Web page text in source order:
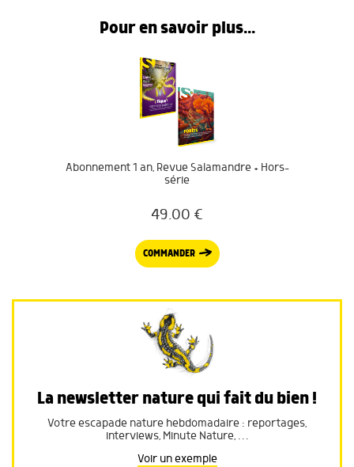
Pour en savoir plus...
Abonnement 1 an, Revue Salamandre + Hors-
série
49.00 €
COMMANDER
La newsletter nature qui fait du bien !
Votre escapade nature hebdomadaire : reportages,
interviews, Minute Nature, …
Voir un exemple